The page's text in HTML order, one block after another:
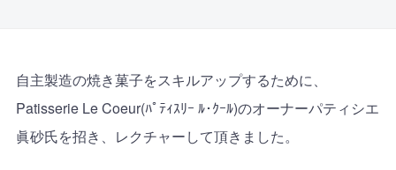
自主製造の焼き菓子をスキルアップするために、
Patisserie Le Coeur(ﾊﾟﾃｨｽﾘｰ ﾙ･ｸｰﾙ)のオーナーパティシエ
眞砂氏を招き、レクチャーして頂きました。